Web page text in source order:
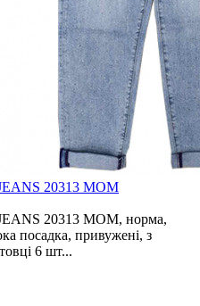
20313 MOM
20313 MOM, норма,
посадка, привужені, з
6 шт...